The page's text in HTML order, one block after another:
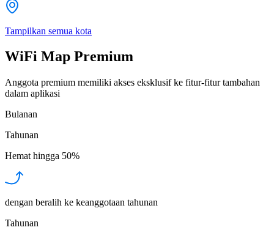
Tampilkan semua kota
WiFi Map Premium
Anggota premium memiliki akses eksklusif ke fitur-fitur tambahan
dalam aplikasi
Bulanan
Tahunan
Hemat hingga 50%
dengan beralih ke keanggotaan tahunan
Tahunan